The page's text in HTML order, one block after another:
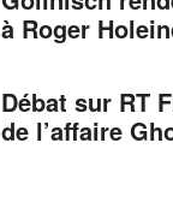
à Roger
Débat sur RT
de l’affaire